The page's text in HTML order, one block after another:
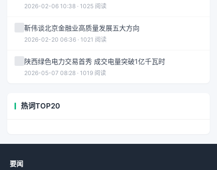
2026-02-06 10:38 · 1025 阅读
靳伟谈北京金融业高质量发展五大方向
2026-02-20 06:36 · 1021 阅读
陕西绿色电力交易首秀 成交电量突破1亿千瓦时
2026-05-07 08:28 · 1019 阅读
热词TOP20
要闻